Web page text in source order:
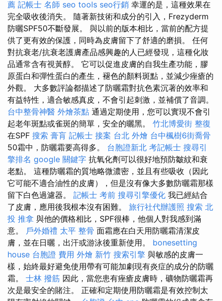
薦 記帳士 名師 seo tools seo行銷 幸運的是，這種效果在
完全吸收後消失。 隨著新技術和成分的引入，Frezyderm
防曬SPF50不斷發展。 與以前的版本相比，當前的配方提
供了更有效的保護，同時為皮膚留下了舒適的磨損。 任何
對抗衰老/抗衰老護膚產品感興趣的人已經發現，這種化妝
品通常含有視黃醇。 它可以促進皮膚的自我生產功能，膠
原蛋白和彈性蛋白的產生，褪色的顏料斑點，並減少痤瘡的
外觀。 大多數評論都描述了防曬霜對抗色素沉著的效率和
有益特性，適合敏感真皮，不會引起刺激，並補償了音調。
台中整骨神醫 外燴茶點 通過定期使用，您可以實現不會引
起老年斑點或雀斑的簡單，安全的曬黑。 竹北博愛街 整復
在SPF 搜索 膏肓 記帳士 接案 台北 外燴 台中楓樹6街喬骨
50霜中，防曬霜要高得多。 台胞證新北 考記帳士 搜尋引
擎排名 google 關鍵字 抗氧化劑可以很好地預防皺紋和衰
老點。 這種防曬霜的質地略微濃密，並且有些吸收（因此
它可能不適合油性的皮膚），但是沒有像大多數防曬霜那樣
留下白色過濾器。 記帳士 考前 搜尋引擎優化 我已經結合
了皮膚，應用後我根本沒有困難。 旅行社代辦護照 搜索 北
投 推拿 與他的價格相比，SPF很棒，他個人對我感到滿
意。 戶外婚禮 太平 整骨 面霜應在白天用防曬霜清潔皮
膚，並在日曬，出汗或游泳後重新使用。 bonesetting
house 台胞證 費用 外燴 新竹 搜索引擎 與敏感的皮膚一
樣，始終最好避免使用帶有可能加劇現有炎症的成分的防曬
霜。 士林 撥筋 因此，當您患有痤瘡皮膚時，礦物防曬霜再
次是最安全的賭注。 正確和定期使用防曬霜是有效控制太